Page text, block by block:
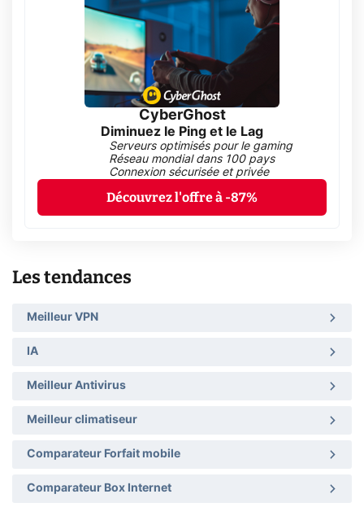
CyberGhost
Diminuez le Ping et le Lag
Serveurs optimisés pour le gaming
Réseau mondial dans 100 pays
Connexion sécurisée et privée
Découvrez l'offre à -87%
Les tendances
Meilleur VPN
IA
Meilleur Antivirus
Meilleur climatiseur
Comparateur Forfait mobile
Comparateur Box Internet